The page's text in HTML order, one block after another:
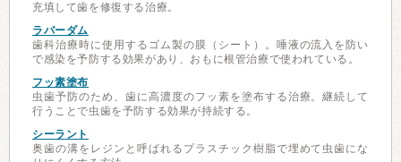
充填して歯を修復する治療。
ラバーダム
歯科治療時に使用するゴム製の膜（シート）。唾液の流入を防い
で感染を予防する効果があり、おもに根管治療で使われている。
フッ素塗布
虫歯予防のため、歯に高濃度のフッ素を塗布する治療。継続して
行うことで虫歯を予防する効果が持続する。
シーラント
奥歯の溝をレジンと呼ばれるプラスチック樹脂で埋めて虫歯にな